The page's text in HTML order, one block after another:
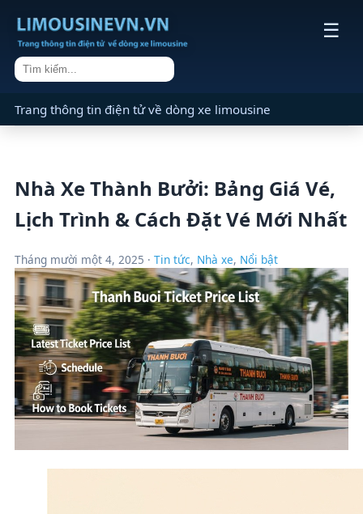
☰
Trang thông tin điện tử về dòng xe limousine
Nhà Xe Thành Bưởi: Bảng Giá Vé,
Lịch Trình & Cách Đặt Vé Mới Nhất
Tháng mười một 4, 2025 · Tin tức, Nhà xe, Nổi bật